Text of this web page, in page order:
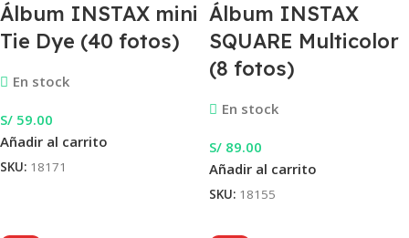
Álbum INSTAX mini
Tie Dye (40 fotos)
En stock
S/ 59.00
Añadir al carrito
SKU: 18171
Álbum INSTAX
SQUARE Multicolor
(8 fotos)
En stock
S/ 89.00
Añadir al carrito
SKU: 18155